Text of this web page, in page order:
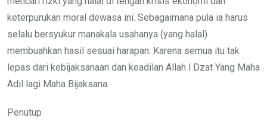
keterpurukan moral dewasa ini. Sebagaimana pula ia harus
selalu bersyukur manakala usahanya (yang halal)
membuahkan hasil sesuai harapan. Karena semua itu tak
lepas dari kebijaksanaan dan keadilan Allah l Dzat Yang Maha
Adil lagi Maha Bijaksana.
Penutup